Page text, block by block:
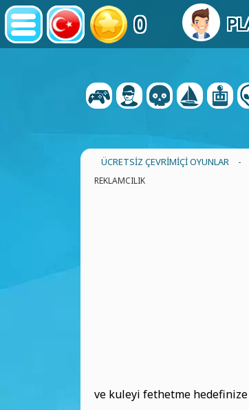
0
ÜCRETSIZ ÇEVRIMIÇI OYUNLAR -
REKLAMCILIK
ve kuleyi fethetme hedefinize